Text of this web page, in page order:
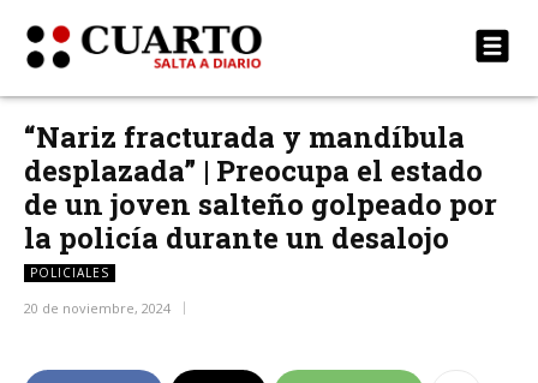
“Nariz fracturada y mandíbula
desplazada” | Preocupa el estado
de un joven salteño golpeado por
la policía durante un desalojo
POLICIALES
20 de noviembre, 2024